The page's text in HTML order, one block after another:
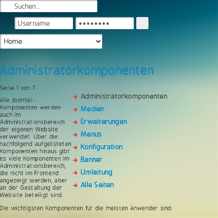
Login
Administratorkomponenten
Administratorkomponenten
Medien
Erweiterungen
Menüs
Konfiguration
Banner
Umleitung
Alle Seiten
Seite 1 von 7
Alle Joomla!-
Komponenten werden
auch im
Administrationsbereich
der eigenen Website
verwendet. Über die
nachfolgend aufgelisteten
Komponenten hinaus gibt
es viele Komponenten im
Administrationsbereich,
die nicht im Frontend
angezeigt werden, aber
an der Gestaltung der
Website beteiligt sind.
Die wichtigsten Komponenten für die meisten Anwender sind: